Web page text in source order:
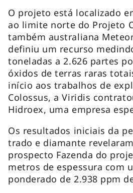
O projeto está localizado
ao limite norte do Projeto
também australiana
definiu um recurso
toneladas a 2.626 partes
óxidos de terras raras
início aos trabalhos de
Colossus, a Viridis
Hidroex, uma empresa
Os resultados iniciais da
trado e diamante
prospecto Fazenda do
metros de espessura com
ponderado de 2.938 ppm